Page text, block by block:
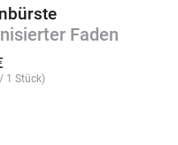
Faden
/ 1 Stück)